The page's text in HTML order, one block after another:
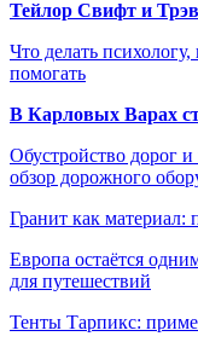
Тейлор Свифт и
Что делать психологу,
помогать
В Карловых Варах
Обустройство дорог
обзор дорожного
Гранит как материал:
Европа остаётся
для путешествий
Тенты Тарпикс: